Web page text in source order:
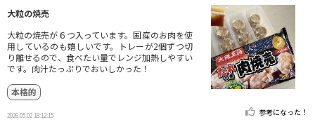
大粒の焼売
大粒の焼売が６つ入っています。国産のお肉を使
用しているのも嬉しいです。トレーが2個ずつ切
り離せるので、食べたい量でレンジ加熱しやすい
です。肉汁たっぷりでおいしかった！
本格的
2026.05.02 18:12:15 参考になった！